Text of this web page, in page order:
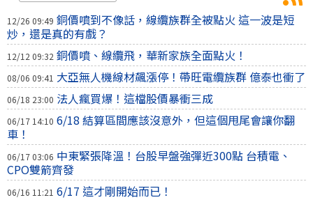
12/26 09:49 銅價噴到不像話，線纜族群全被點火 這一波是短
炒，還是真的有戲？
12/12 09:32 銅價噴、線纜飛，華新家族全面點火！
08/06 09:41 大亞無人機線材飆漲停！帶旺電纜族群 億泰也衝了
06/18 23:00 法人瘋買爆！這檔股價暴衝三成
06/17 14:10 6/18 結算區間應該沒意外，但這個甩尾會讓你翻
車！
06/17 03:06 中東緊張降溫！台股早盤強彈近300點 台積電、
CPO雙箭齊發
06/16 11:21 6/17 這才剛開始而已！